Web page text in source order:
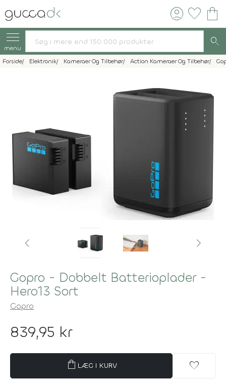
account_circle favorite shopping_bag
menu search
Forside Elektronik Kameraer Og Tilbehør Action Kameraer Og Tilbehør
Gopro - Dobbelt Batterioplader -
Hero13 Sort
Gopro
839,95 kr
shopping_bag LÆG I KURV favorite